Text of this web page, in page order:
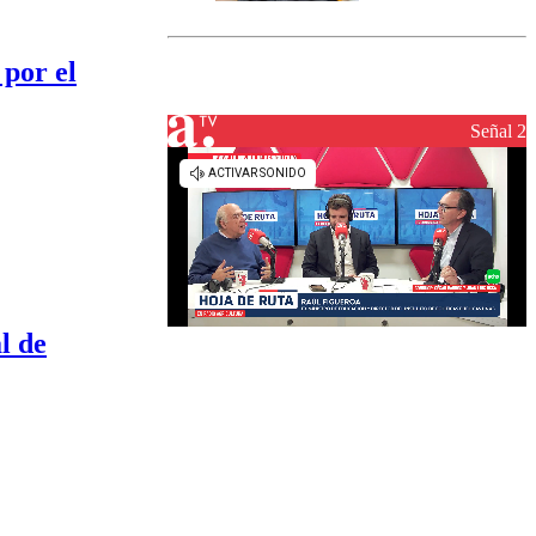
el
de
el fin de la
reconstrucciónSeñal 2